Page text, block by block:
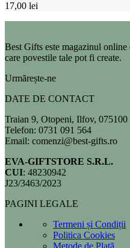
17,00 lei
Best Gifts este magazinul
care povestile tale pot fi create.
Urmărește-ne
DATE DE CONTACT
Traian 9, Otopeni, Ilfov, 075100
Telefon: 0731 091 564
Email: comenzi@best-gifts.ro
EVA-GIFTSTORE S.R.L.
CUI: 48230942
J23/3463/2023
PAGINI LEGALE
Termeni și Condiții
Politica Cookies